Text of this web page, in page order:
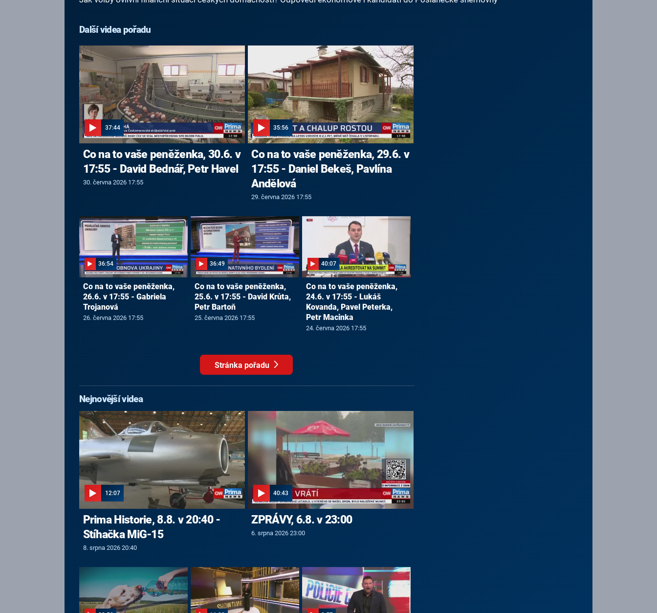
Další videa pořadu
37:44
Co na to vaše peněženka, 30.6. v
17:55 - David Bednář, Petr Havel
30. června 2026 17:55
35:56
Co na to vaše peněženka, 29.6. v
17:55 - Daniel Bekeš, Pavlína
Andělová
29. června 2026 17:55
36:54
Co na to vaše peněženka,
26.6. v 17:55 - Gabriela
Trojanová
26. června 2026 17:55
36:49
Co na to vaše peněženka,
25.6. v 17:55 - David Krůta,
Petr Bartoň
25. června 2026 17:55
40:07
Co na to vaše peněženka,
24.6. v 17:55 - Lukáš
Kovanda, Pavel Peterka,
Petr Macinka
24. června 2026 17:55
Stránka pořadu
Nejnovější videa
12:07
Prima Historie, 8.8. v 20:40 -
Stíhačka MiG-15
8. srpna 2026 20:40
40:43
ZPRÁVY, 6.8. v 23:00
6. srpna 2026 23:00